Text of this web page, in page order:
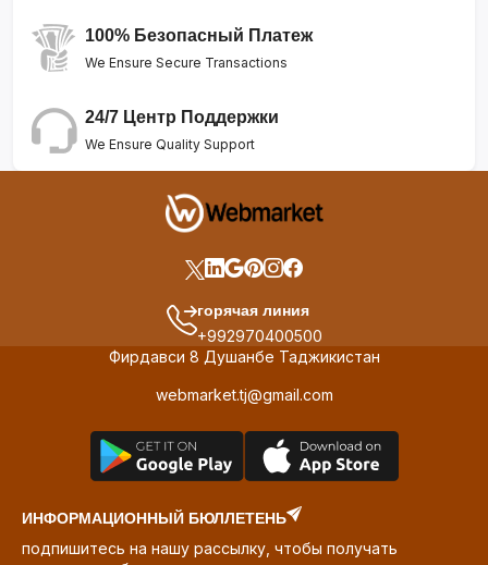
100% Безопасный Платеж
We Ensure Secure Transactions
24/7 Центр Поддержки
We Ensure Quality Support
горячая линия
+992970400500
Фирдавси 8 Душанбе Таджикистан
webmarket.tj@gmail.com
ИНФОРМАЦИОННЫЙ БЮЛЛЕТЕНЬ
подпишитесь на нашу рассылку, чтобы получать